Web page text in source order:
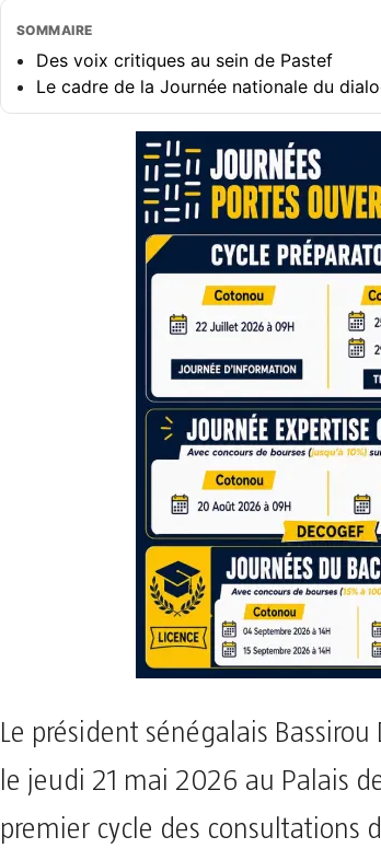
SOMMAIRE
Des voix critiques au sein de Pastef
Le cadre de la Journée nationale du
Le président sénégalais
le jeudi 21 mai 2026 au Palais
premier cycle des consultations